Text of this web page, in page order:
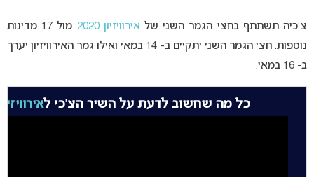
צ’כיה תשתתף בחצי הגמר השני שלאירוויזיון 2020
מול 17 מדינות
נוספות. חצי הגמר השני יתקיים ב- 14 במאי ואילו גמר האירוויזיון יערך
ב- 16 במאי.
כל מה שחשוב לדעת על השיר הצ’כי לאירוויזיון